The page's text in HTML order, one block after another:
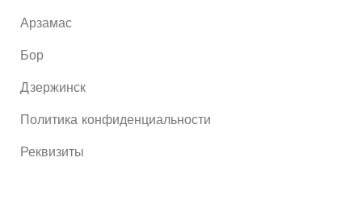
Арзамас
Бор
Дзержинск
Политика конфиденциальности
Реквизиты